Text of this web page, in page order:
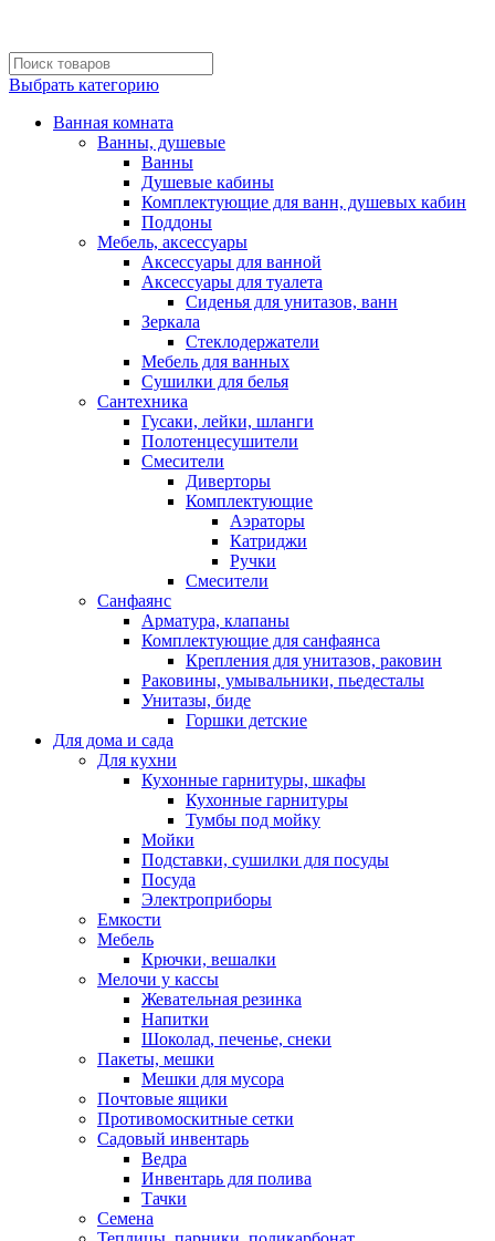
Выбрать категорию
Ванная комната
Ванны, душевые
Ванны
Душевые кабины
Комплектующие для ванн, душевых кабин
Поддоны
Мебель, аксессуары
Аксессуары для ванной
Аксессуары для туалета
Сиденья для унитазов, ванн
Зеркала
Стеклодержатели
Мебель для ванных
Сушилки для белья
Сантехника
Гусаки, лейки, шланги
Полотенцесушители
Смесители
Диверторы
Комплектующие
Аэраторы
Катриджи
Ручки
Смесители
Санфаянс
Арматура, клапаны
Комплектующие для санфаянса
Крепления для унитазов, раковин
Раковины, умывальники, пьедесталы
Унитазы, биде
Горшки детские
Для дома и сада
Для кухни
Кухонные гарнитуры, шкафы
Кухонные гарнитуры
Тумбы под мойку
Мойки
Подставки, сушилки для посуды
Посуда
Электроприборы
Емкости
Мебель
Крючки, вешалки
Мелочи у кассы
Жевательная резинка
Напитки
Шоколад, печенье, снеки
Пакеты, мешки
Мешки для мусора
Почтовые ящики
Противомоскитные сетки
Садовый инвентарь
Ведра
Инвентарь для полива
Тачки
Семена